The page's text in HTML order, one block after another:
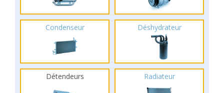
Condenseur Déshydrateur
Détendeurs Radiateur